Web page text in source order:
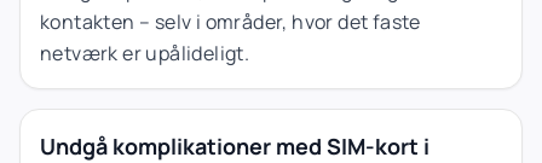
kontakten – selv i områder, hvor det faste
netværk er upålideligt.
Undgå komplikationer med SIM-kort i